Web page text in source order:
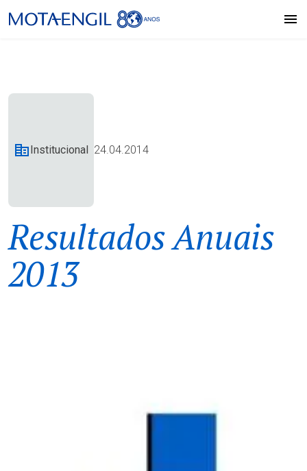
Institucional 24.04.2014
Resultados Anuais
2013